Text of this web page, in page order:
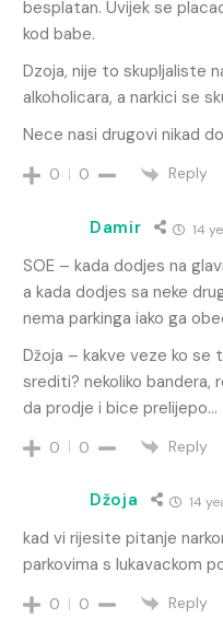
besplatan. Uvijek se
kod babe.
Dzoja, nije to skupljaliste
alkoholicara, a narkici se
Nece nasi drugovi nikad
0 0 Reply
Damir 14
SOE – kada dodjes na
a kada dodjes sa neke
nema parkinga iako ga
Džoja – kakve veze ko se
srediti? nekoliko bandera,
da prodje i bice prelijepo…
0 0 Reply
Džoja 14
kad vi rijesite pitanje
parkovima s lukavackom
0 0 Reply